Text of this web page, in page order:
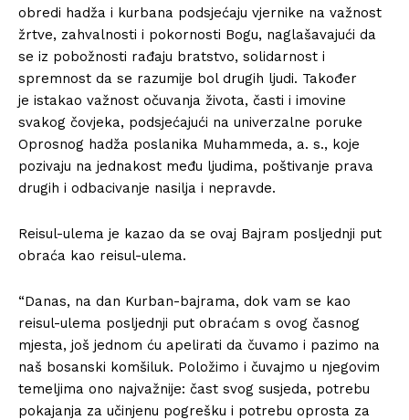
obredi hadža i kurbana podsjećaju vjernike na važnost
žrtve, zahvalnosti i pokornosti Bogu, naglašavajući da
se iz pobožnosti rađaju bratstvo, solidarnost i
spremnost da se razumije bol drugih ljudi. Također
je istakao važnost očuvanja života, časti i imovine
svakog čovjeka, podsjećajući na univerzalne poruke
Oprosnog hadža poslanika Muhammeda, a. s., koje
pozivaju na jednakost među ljudima, poštivanje prava
drugih i odbacivanje nasilja i nepravde.
Reisul-ulema je kazao da se ovaj Bajram posljednji put
obraća kao reisul-ulema.
“Danas, na dan Kurban-bajrama, dok vam se kao
reisul-ulema posljednji put obraćam s ovog časnog
mjesta, još jednom ću apelirati da čuvamo i pazimo na
naš bosanski komšiluk. Položimo i čuvajmo u njegovim
temeljima ono najvažnije: čast svog susjeda, potrebu
pokajanja za učinjenu pogrešku i potrebu oprosta za